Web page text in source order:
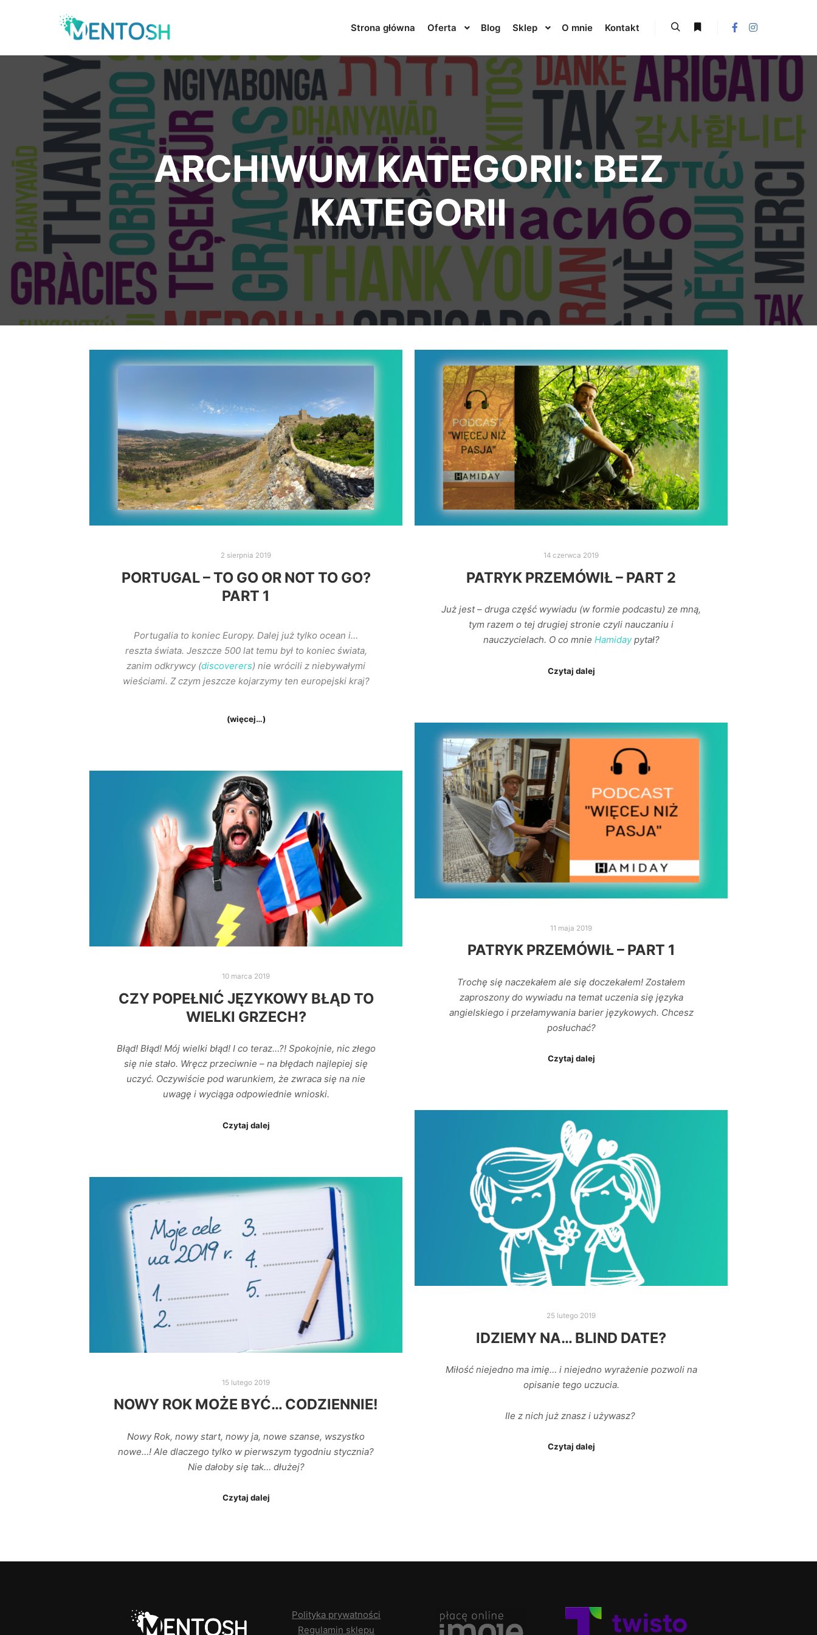
Strona główna Oferta Blog Sklep O mnie Kontakt
ARCHIWUM KATEGORII:BEZ
KATEGORII
2 sierpnia 2019
PORTUGAL – TO GO OR NOT TO GO?
PART 1
Portugalia to koniec Europy. Dalej już tylko ocean i…
reszta świata. Jeszcze 500 lat temu był to koniec świata,
zanim odkrywcy (discoverers) nie wrócili z niebywałymi
wieściami. Z czym jeszcze kojarzymy ten europejski kraj?
(więcej…)
14 czerwca 2019
PATRYK PRZEMÓWIŁ – PART 2
Już jest – druga część wywiadu (w formie podcastu) ze mną,
tym razem o tej drugiej stronie czyli nauczaniu i
nauczycielach. O co mnie Hamidaypytał?
Czytaj dalej
11 maja 2019
PATRYK PRZEMÓWIŁ – PART 1
Trochę się naczekałem ale się doczekałem! Zostałem
zaproszony do wywiadu na temat uczenia się języka
angielskiego i przełamywania barier językowych. Chcesz
posłuchać?
Czytaj dalej
10 marca 2019
CZY POPEŁNIĆ JĘZYKOWY BŁĄD TO
WIELKI GRZECH?
Błąd! Błąd! Mój wielki błąd! I co teraz…?! Spokojnie, nic złego
się nie stało. Wręcz przeciwnie – na błędach najlepiej się
uczyć. Oczywiście pod warunkiem, że zwraca się na nie
uwagę i wyciąga odpowiednie wnioski.
Czytaj dalej
25 lutego 2019
IDZIEMY NA… BLIND DATE?
Miłość niejedno ma imię… i niejedno wyrażenie pozwoli na
opisanie tego uczucia.
Ile z nich już znasz i używasz?
Czytaj dalej
15 lutego 2019
NOWY ROK MOŻE BYĆ… CODZIENNIE!
Nowy Rok, nowy start, nowy ja, nowe szanse, wszystko
nowe…! Ale dlaczego tylko w pierwszym tygodniu stycznia?
Nie dałoby się tak… dłużej?
Czytaj dalej
Polityka prywatności
Regulamin sklepu